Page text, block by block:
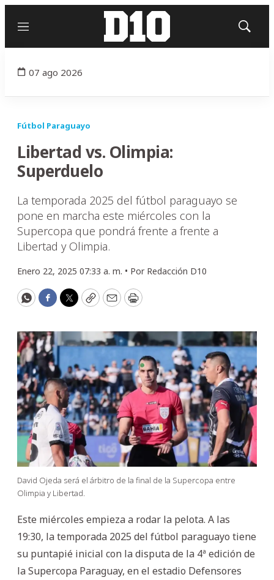
Menú
Mostrar
07 ago 2026
Fútbol Paraguayo
Libertad vs. Olimpia:
Superduelo
La temporada 2025 del fútbol paraguayo se
pone en marcha este miércoles con la
Supercopa que pondrá frente a frente a
Libertad y Olimpia.
Enero 22, 2025 07:33 a. m. • Por Redacción D10
WhatsApp
Facebook
Twitter
CopyEmailPrint
David Ojeda será el árbitro de la final de la Supercopa entre
Olimpia y Libertad.
Este miércoles empieza a rodar la pelota. A las
19:30, la temporada 2025 del fútbol paraguayo tiene
su puntapié inicial con la disputa de la 4ª edición de
la Supercopa Paraguay, en el estadio Defensores